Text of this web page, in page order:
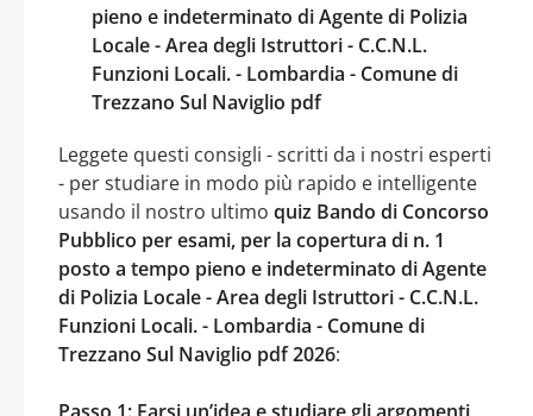
pieno e indeterminato di Agente di Polizia
Locale - Area degli Istruttori - C.C.N.L.
Funzioni Locali. - Lombardia - Comune di
Trezzano Sul Naviglio pdf
Leggete questi consigli - scritti da i nostri esperti
- per studiare in modo più rapido e intelligente
usando il nostro ultimo quiz Bando di Concorso
Pubblico per esami, per la copertura di n. 1
posto a tempo pieno e indeterminato di Agente
di Polizia Locale - Area degli Istruttori - C.C.N.L.
Funzioni Locali. - Lombardia - Comune di
Trezzano Sul Naviglio pdf 2026: